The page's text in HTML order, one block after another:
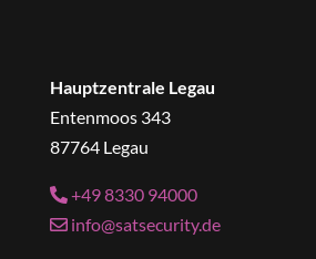
Hauptzentrale Legau
Entenmoos 343
87764 Legau
+49 8330 94000
info@satsecurity.de